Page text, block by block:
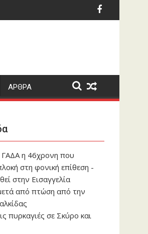
φοιτητών το 2014
7 ΑυγούστουΟ Ρόμπι Γουίλιαμς
ΑΡΘΡΑ
η 46χρονη που
στη φονική επίθεση -
στην Εισαγγελία
από πτώση από την
πυρκαγιές σε Σκύρο και